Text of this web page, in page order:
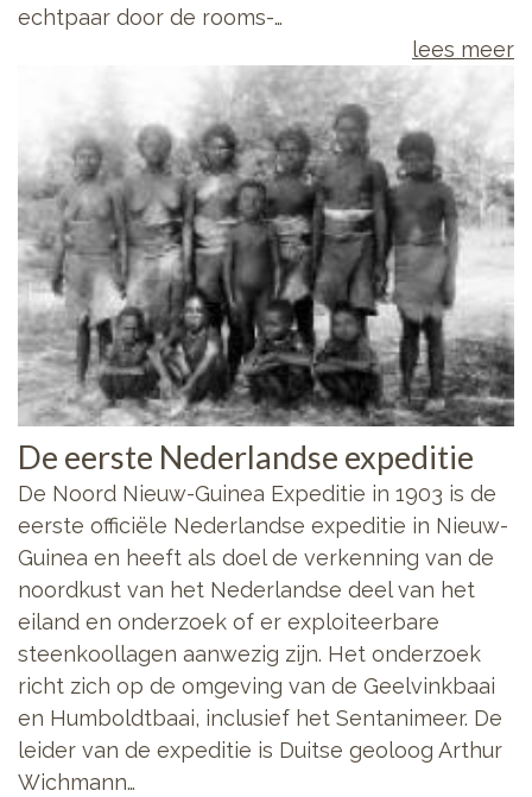
echtpaar door de rooms-…
lees meer
De eerste Nederlandse expeditie
De Noord Nieuw-Guinea Expeditie in 1903 is de
eerste officiële Nederlandse expeditie in Nieuw-
Guinea en heeft als doel de verkenning van de
noordkust van het Nederlandse deel van het
eiland en onderzoek of er exploiteerbare
steenkoollagen aanwezig zijn. Het onderzoek
richt zich op de omgeving van de Geelvinkbaai
en Humboldtbaai, inclusief het Sentanimeer. De
leider van de expeditie is Duitse geoloog Arthur
Wichmann…